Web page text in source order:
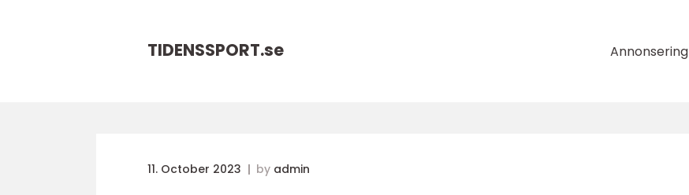
TIDENSSPORT.se Annonsering
11. October 2023 by admin